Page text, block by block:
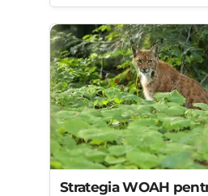
Strategia WOAH